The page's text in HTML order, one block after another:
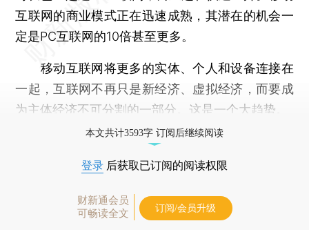
互联网的商业模式正在迅速成熟，其潜在的机会一
定是PC互联网的10倍甚至更多。
移动互联网将更多的实体、个人和设备连接在
一起，互联网不再只是新经济、虚拟经济，而要成
为主体经济不可分割的一部分。这是一个大趋势。
本文共计3593字 订阅后继续阅读
登录 后获取已订阅的阅读权限
财新通会员
可畅读全文
订阅/会员升级